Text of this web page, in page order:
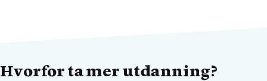
Hvorfor ta mer utdanning?